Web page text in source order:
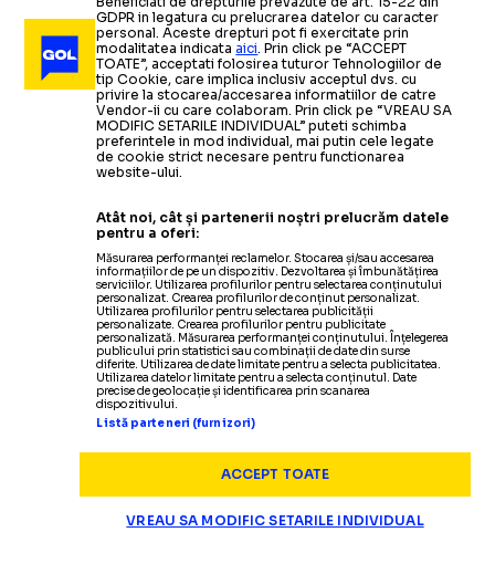
GDPR in legatura cu prelucrarea datelor cu caracter
personal. Aceste drepturi pot fi exercitate prin
modalitatea indicataaici. Prin click pe “ACCEPT
TOATE”, acceptati folosirea tuturor Tehnologiilor de
tip Cookie, care implica inclusiv acceptul dvs. cu
privire la stocarea/accesarea informatiilor de catre
Vendor-ii cu care colaboram. Prin click pe “VREAU SA
MODIFIC SETARILE INDIVIDUAL” puteti schimba
preferintele in mod individual, mai putin cele legate
de cookie strict necesare pentru functionarea
website-ului.
Atât noi, cât și partenerii noștri prelucrăm datele
pentru a oferi:
Măsurarea performanței reclamelor. Stocarea și/sau accesarea
informațiilor de pe un dispozitiv. Dezvoltarea și îmbunătățirea
serviciilor. Utilizarea profilurilor pentru selectarea conținutului
personalizat. Crearea profilurilor de conținut personalizat.
Utilizarea profilurilor pentru selectarea publicității
personalizate. Crearea profilurilor pentru publicitate
personalizată. Măsurarea performanței conținutului. Înțelegerea
publicului prin statistici sau combinații de date din surse
diferite. Utilizarea de date limitate pentru a selecta publicitatea.
Utilizarea datelor limitate pentru a selecta conținutul. Date
precise de geolocație și identificarea prin scanarea
dispozitivului.
Listă parteneri (furnizori)
ACCEPT TOATE
VREAU SA MODIFIC SETARILE INDIVIDUAL